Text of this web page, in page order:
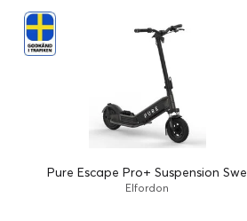
Pure Escape Pro+ Suspension Swe
Elfordon